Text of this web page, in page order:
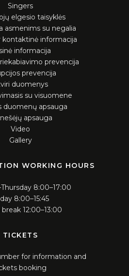
Singers
elgesio taisyklės
asmenims su negalia
kontaktinė informacija
informacija
prevencija
prevencija
duomenys
su visuomene
duomenų apsauga
apsauga
Video
Gallery
WORKING HOURS
8:00–17:00
8:00–15:45
12:00–13:00
TICKETS
for information and
booking